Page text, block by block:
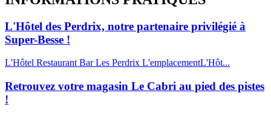
L'Hôtel des Perdrix, notre partenaire privilégié à
Super-Besse !
L'Hôtel Restaurant Bar Les Perdrix L'emplacementL'Hôt...
Retrouvez votre magasin Le Cabri au pied des pistes
!